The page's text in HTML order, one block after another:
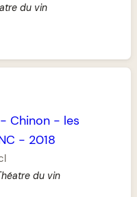
du vin
Chinon- les
- 2018
du vin